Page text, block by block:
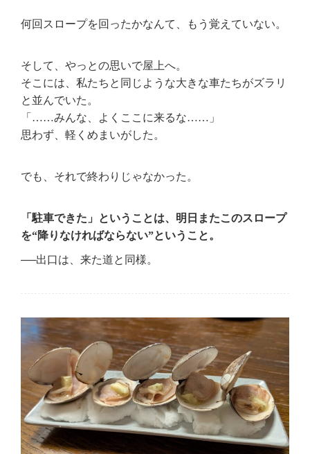
何回スロープを回ったかなんて、もう覚えていない。
そして、やっとの思いで屋上へ。
そこには、私たちと同じような大きな車たちがズラリ
と並んでいた。
「……みんな、よくここに来るな……」
思わず、軽くめまいがした。
でも、それで終わりじゃなかった。
「駐車できた」ということは、明日またこのスロープ
を“降りなければならない”ということ。
──出口は、来た道と同様。